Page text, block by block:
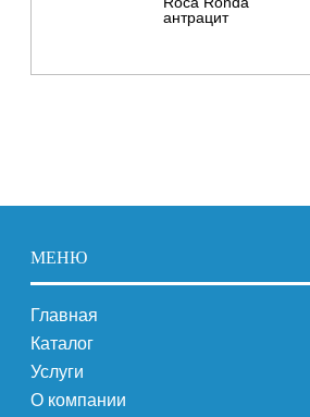
антрацит
МЕНЮ
Главная
Каталог
Услуги
О компании